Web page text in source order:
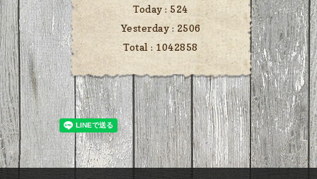
Today : 524
Yesterday : 2506
Total : 1042858